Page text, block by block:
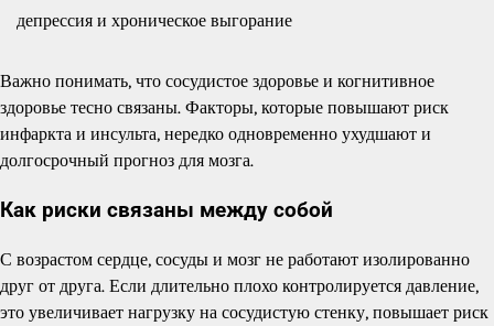
депрессия и хроническое выгорание
Важно понимать, что сосудистое здоровье и когнитивное
здоровье тесно связаны. Факторы, которые повышают риск
инфаркта и инсульта, нередко одновременно ухудшают и
долгосрочный прогноз для мозга.
Как риски связаны между собой
С возрастом сердце, сосуды и мозг не работают изолированно
друг от друга. Если длительно плохо контролируется давление,
это увеличивает нагрузку на сосудистую стенку, повышает риск